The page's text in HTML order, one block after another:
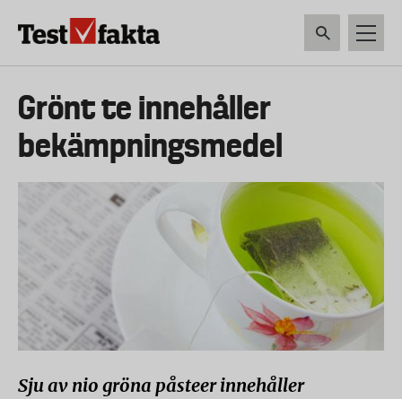
Huvudmeny
ny
LIVSMEDEL
Grönt te innehåller
bekämpningsmedel
Sju av nio gröna påsteer innehåller